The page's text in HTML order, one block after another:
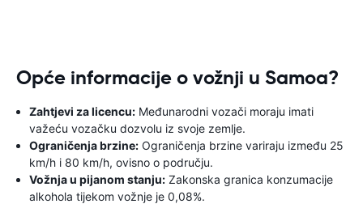
Opće informacije o vožnji u Samoa?
Zahtjevi za licencu: Međunarodni vozači moraju imati
važeću vozačku dozvolu iz svoje zemlje.
Ograničenja brzine: Ograničenja brzine variraju između 25
km/h i 80 km/h, ovisno o području.
Vožnja u pijanom stanju: Zakonska granica konzumacije
alkohola tijekom vožnje je 0,08%.